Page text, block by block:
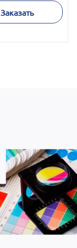
Заказать